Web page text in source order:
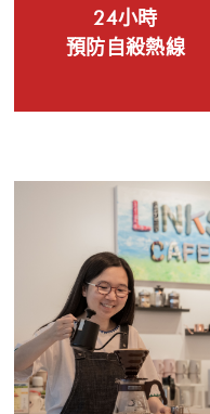
24小時
預防自殺熱線